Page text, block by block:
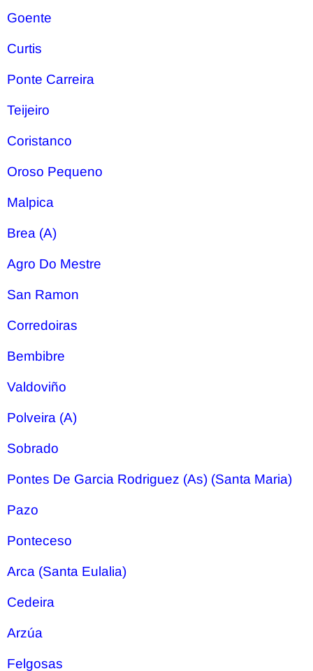
Goente
Curtis
Ponte Carreira
Teijeiro
Coristanco
Oroso Pequeno
Malpica
Brea (A)
Agro Do Mestre
San Ramon
Corredoiras
Bembibre
Valdoviño
Polveira (A)
Sobrado
Pontes De Garcia Rodriguez (As) (Santa Maria)
Pazo
Ponteceso
Arca (Santa Eulalia)
Cedeira
Arzúa
Felgosas